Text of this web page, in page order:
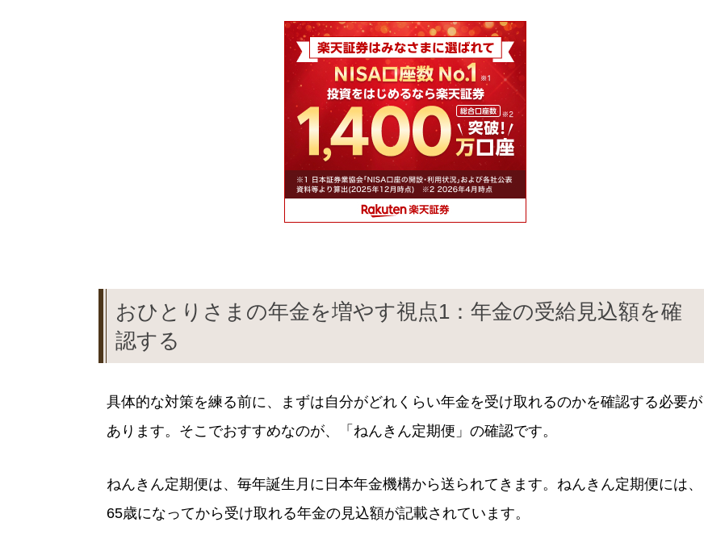
おひとりさまの年金を増やす視点1：年金の受給見込額を確
認する
具体的な対策を練る前に、まずは自分がどれくらい年金を受け取れるのかを確認する必要が
あります。そこでおすすめなのが、「ねんきん定期便」の確認です。
ねんきん定期便は、毎年誕生月に日本年金機構から送られてきます。ねんきん定期便には、
65歳になってから受け取れる年金の見込額が記載されています。